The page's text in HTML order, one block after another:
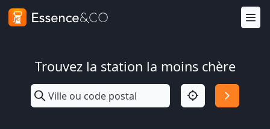
Trouvez la station la moins chère